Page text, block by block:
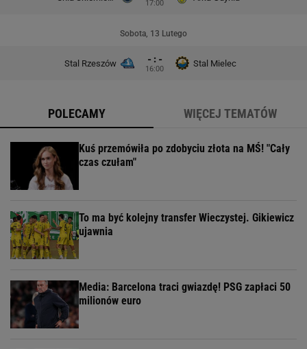
17:00
Sobota, 13 Lutego
Stal Rzeszów - : -
16:00
Stal Mielec
POLECAMY WIĘCEJ TEMATÓW
Kuś przemówiła po zdobyciu złota na MŚ! "Cały
czas czułam"
To ma być kolejny transfer Wieczystej. Gikiewicz
ujawnia
Media: Barcelona traci gwiazdę! PSG zapłaci 50
milionów euro